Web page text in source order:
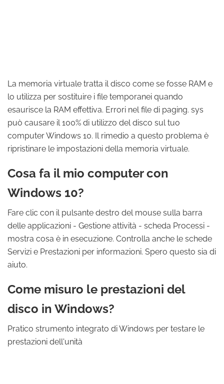
La memoria virtuale tratta il disco come se fosse RAM e
lo utilizza per sostituire i file temporanei quando
esaurisce la RAM effettiva. Errori nel file di paging. sys
può causare il 100% di utilizzo del disco sul tuo
computer Windows 10. Il rimedio a questo problema è
ripristinare le impostazioni della memoria virtuale.
Cosa fa il mio computer con
Windows 10?
Fare clic con il pulsante destro del mouse sulla barra
delle applicazioni - Gestione attività - scheda Processi -
mostra cosa è in esecuzione. Controlla anche le schede
Servizi e Prestazioni per informazioni. Spero questo sia di
aiuto.
Come misuro le prestazioni del
disco in Windows?
Pratico strumento integrato di Windows per testare le
prestazioni dell'unità